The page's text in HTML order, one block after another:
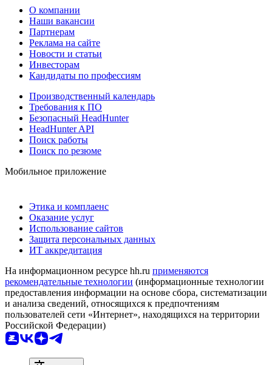
О компании
Наши вакансии
Партнерам
Реклама на сайте
Новости и статьи
Инвесторам
Кандидаты по профессиям
Производственный календарь
Требования к ПО
Безопасный HeadHunter
HeadHunter API
Поиск работы
Поиск по резюме
Мобильное приложение
Этика и комплаенс
Оказание услуг
Использование сайтов
Защита персональных данных
ИТ аккредитация
На информационном ресурсе hh.ru применяются
рекомендательные технологии (информационные технологии
предоставления информации на основе сбора, систематизации
и анализа сведений, относящихся к предпочтениям
пользователей сети «Интернет», находящихся на территории
Российской Федерации)